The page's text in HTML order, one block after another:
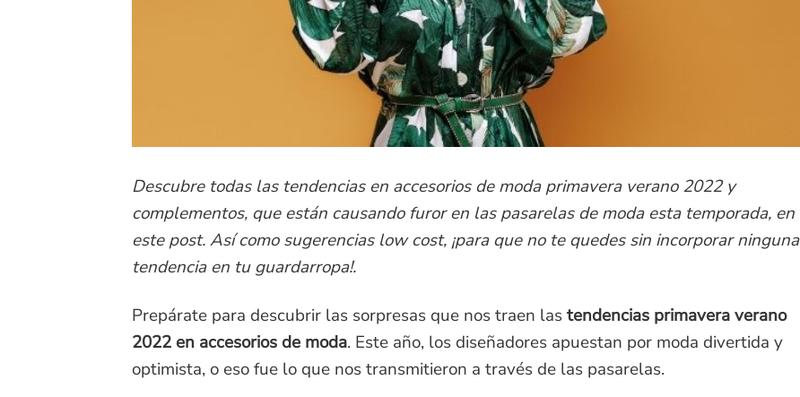
Descubre todas las tendencias en accesorios de moda primavera verano 2022 y
complementos, que están causando furor en las pasarelas de moda esta temporada, en
este post. Así como sugerencias low cost, ¡para que no te quedes sin incorporar ninguna
tendencia en tu guardarropa!.
Prepárate para descubrir las sorpresas que nos traen lastendencias primavera verano
2022 en accesorios de moda. Este año, los diseñadores apuestan por moda divertida y
optimista, o eso fue lo que nos transmitieron a través de las pasarelas.